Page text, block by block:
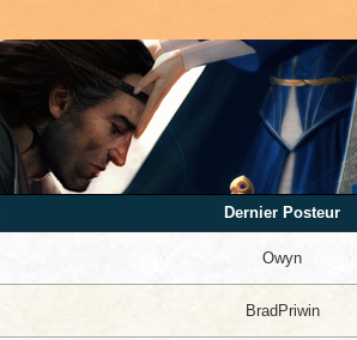
Dernier Posteur
Owyn
BradPriwin